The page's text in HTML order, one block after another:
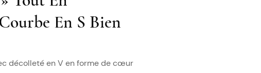
En S Bien
décolleté en V en forme de cœur